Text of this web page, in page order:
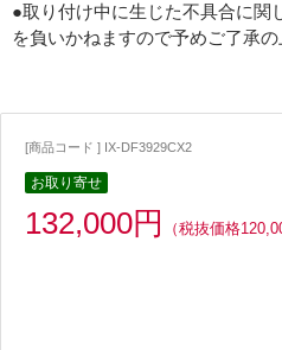
●取り付け中に生じた不具合に関
を負いかねますので予めご了承
[商品コード ] IX-DF3929CX2
お取り寄せ
132,000円 （税抜価格